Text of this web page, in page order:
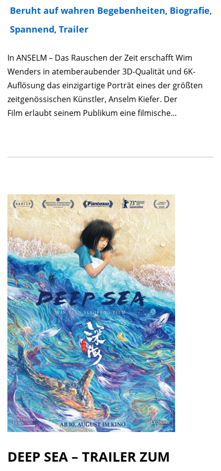
Beruht auf wahren Begebenheiten, Biografie,
Spannend, Trailer
In ANSELM – Das Rauschen der Zeit erschafft Wim
Wenders in atemberaubender 3D-Qualität und 6K-
Auflösung das einzigartige Porträt eines der größten
zeitgenössischen Künstler, Anselm Kiefer. Der
Film erlaubt seinem Publikum eine filmische...
DEEP SEA – TRAILER ZUM